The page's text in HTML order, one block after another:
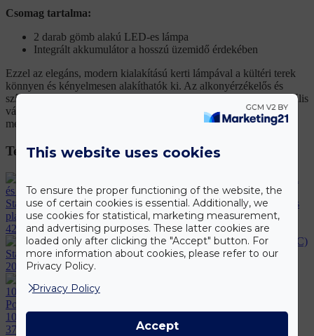
Csomag tartalma:
2 darab gömb alakú LED-es lámpa
Integrált akkumulátor a hosszú üzemidő érdekében
Ezzel az elegáns, modern kialakítású kerti lámpával a kültéri terek
könnyen és kényelmesen alakíthatók ki. Az alkonyérzékelős és
színváltós funkcióval ellátott, gömb formájú napelemes lámpa ideális
választás, ha egyszerre szeretné elérni a stílusos és praktikus
megoldásokat a kert, a terasz vagy a járdák megvilágításában.
Termékek
Stanley SXWTD-FT585 2 az 1-ben összecsukható molnárkocsi és
platformkocsi – 137 kg teherbírás (EDC)
42.990Ft
Stanley SDH700 700 W ütvefúró – 13 mm-es tokmánnyal (EDC)
20.990Ft
PowerStart Q15 – hordozható bikázó és légkompresszor
1000A/2000A/2500A (BBD)
37.990
This website uses cookies
To ensure the proper functioning of the website, the
use of certain cookies is essential. Additionally, we
use cookies for statistical, marketing measurement,
and advertising purposes. These latter cookies are
loaded only after clicking the "Accept" button. For
more information about cookies, please refer to our
Privacy Policy.
Privacy Policy
Accept